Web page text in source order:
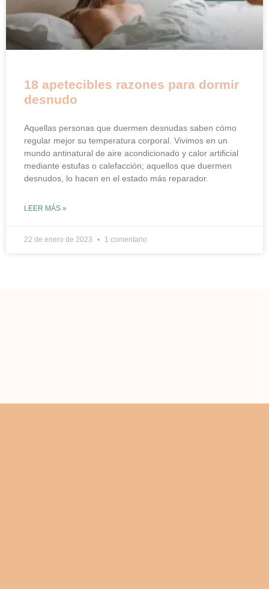
18 apetecibles razones para dormir
desnudo
Aquellas personas que duermen desnudas saben cómo
regular mejor su temperatura corporal. Vivimos en un
mundo antinatural de aire acondicionado y calor artificial
mediante estufas o calefacción; aquellos que duermen
desnudos, lo hacen en el estado más reparador.
LEER MÁS »
22 de enero de 2023 1 comentario